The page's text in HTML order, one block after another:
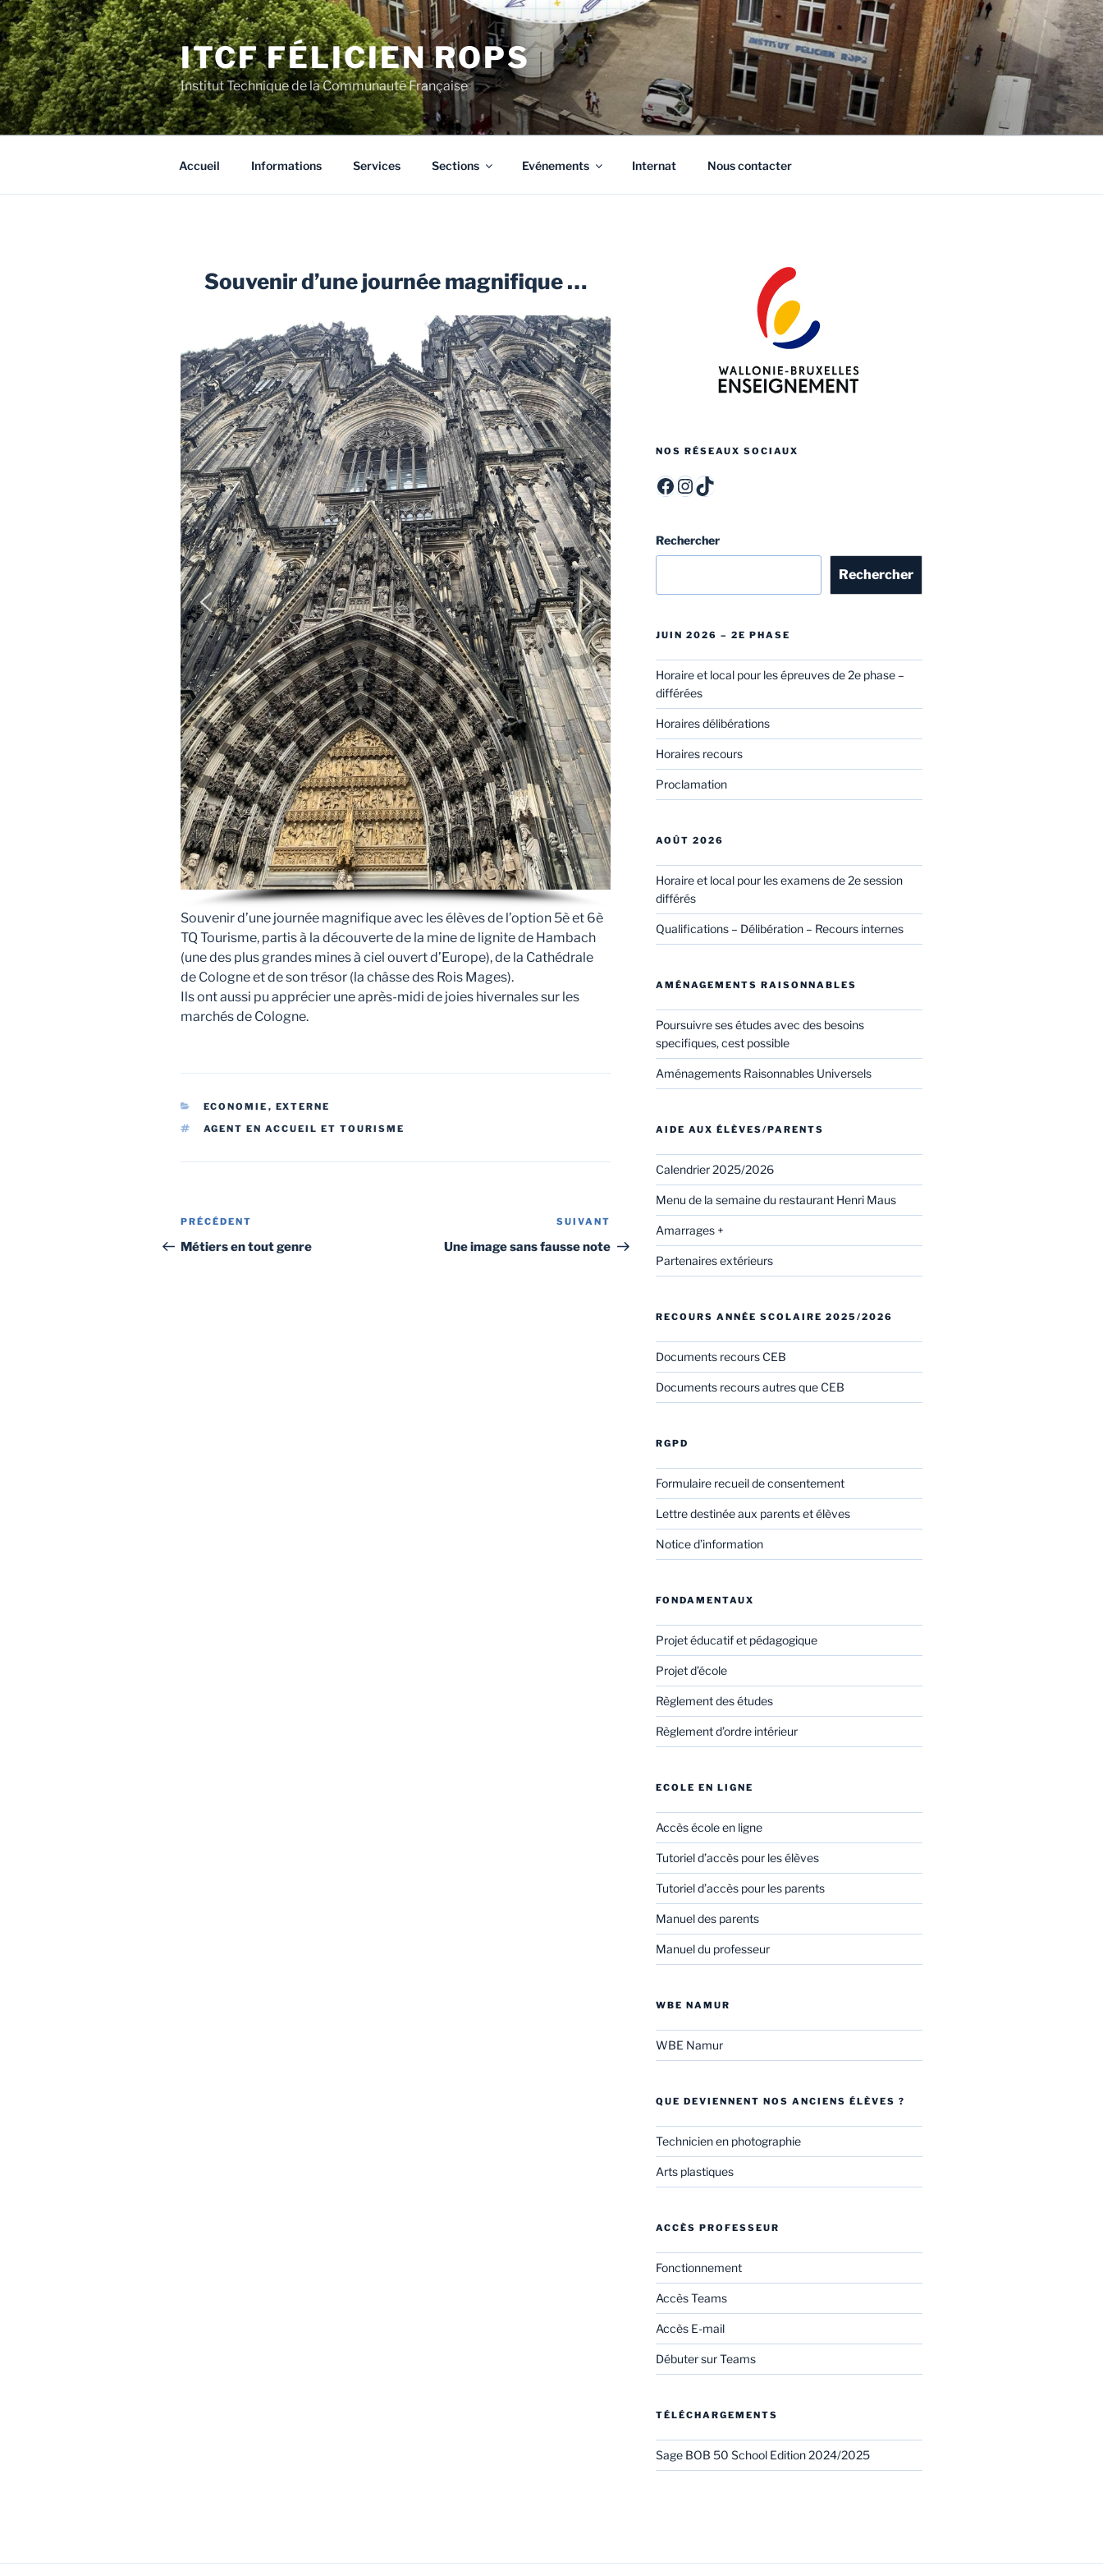
Aller
au
contenu
principal
ITCF FÉLICIEN ROPS
Institut Technique de la Communauté Française
Accueil Informations Services Sections Evénements Internat Nous contacter
Souvenir d’une journée magnifique …
Souvenir d’une journée magnifique avec les élèves de l’option 5è et 6è
TQ Tourisme, partis à la découverte de la mine de lignite de Hambach
(une des plus grandes mines à ciel ouvert d’Europe), de la Cathédrale
de Cologne et de son trésor (la châsse des Rois Mages).
Ils ont aussi pu apprécier une après-midi de joies hivernales sur les
marchés de Cologne.
CATÉGORIES
ECONOMIE , EXTERNE
ÉTIQUETTES
AGENT EN ACCUEIL ET TOURISME
Navigation
de
Article
précédent
PRÉCÉDENT
Métiers en tout genre
suivant
SUIVANT
Une image sans fausse note
NOS RÉSEAUX SOCIAUX
ITCF Félicien Rops - Officiel - itcffr
itcffr
Rechercher
Rechercher
JUIN 2026 – 2E PHASE
Horaire et local pour les épreuves de 2e phase –
différées
Horaires délibérations
Horaires recours
Proclamation
AOÛT 2026
Horaire et local pour les examens de 2e session
différés
Qualifications – Délibération – Recours internes
AMÉNAGEMENTS RAISONNABLES
Poursuivre ses études avec des besoins
specifiques, cest possible
Aménagements Raisonnables Universels
AIDE AUX ÉLÈVES/PARENTS
Calendrier 2025/2026
Menu de la semaine du restaurant Henri Maus
Amarrages +
Partenaires extérieurs
RECOURS ANNÉE SCOLAIRE 2025/2026
Documents recours CEB
Documents recours autres que CEB
RGPD
Formulaire recueil de consentement
Lettre destinée aux parents et élèves
Notice d’information
FONDAMENTAUX
Projet éducatif et pédagogique
Projet d’école
Règlement des études
Règlement d’ordre intérieur
ECOLE EN LIGNE
Accès école en ligne
Tutoriel d’accès pour les élèves
Tutoriel d’accès pour les parents
Manuel des parents
Manuel du professeur
WBE NAMUR
WBE Namur
QUE DEVIENNENT NOS ANCIENS ÉLÈVES ?
Technicien en photographie
Arts plastiques
ACCÈS PROFESSEUR
Fonctionnement
Accès Teams
Accès E-mail
Débuter sur Teams
TÉLÉCHARGEMENTS
Sage BOB 50 School Edition 2024/2025